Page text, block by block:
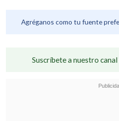
Agréganos como tu fuente
Suscríbete a nuestro canal